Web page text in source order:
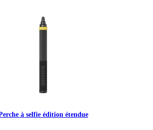
à selfie édition étendue